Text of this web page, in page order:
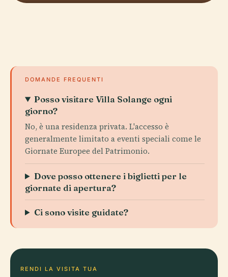
DOMANDE FREQUENTI
Posso visitare Villa Solange ogni
giorno?
No, è una residenza privata. L'accesso è
generalmente limitato a eventi speciali come le
Giornate Europee del Patrimonio.
Dove posso ottenere i biglietti per le
giornate di apertura?
Ci sono visite guidate?
RENDI LA VISITA TUA